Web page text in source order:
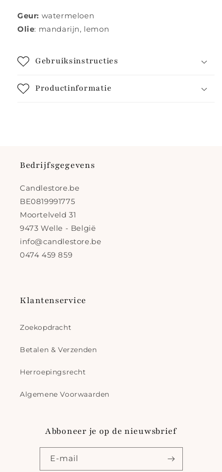
Geur: watermeloen
Olie: mandarijn, lemon
Gebruiksinstructies
Productinformatie
Bedrijfsgegevens
Candlestore.be
BE0819991775
Moortelveld 31
9473 Welle - België
info@candlestore.be
0474 459 859
Klantenservice
Zoekopdracht
Betalen & Verzenden
Herroepingsrecht
Algemene Voorwaarden
Abboneer je op de nieuwsbrief
E‑mail